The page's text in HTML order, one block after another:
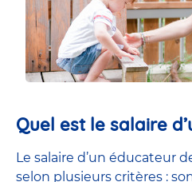
Quel est le salaire
Le salaire d’un éducateur
selon plusieurs critères :